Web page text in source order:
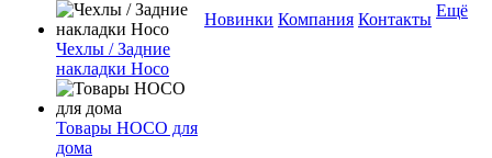
Чехлы / Задние
накладки Hoco
Товары HOCO для
дома
Новинки Компания Контакты Ещё